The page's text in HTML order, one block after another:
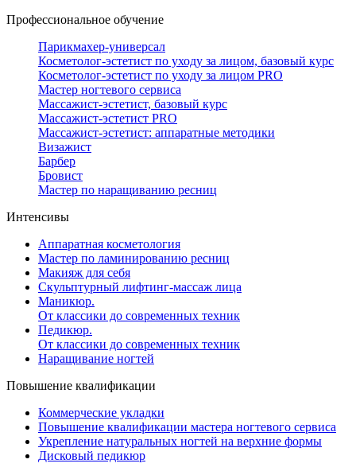
Профессиональное обучение
Парикмахер-универсал
Косметолог-эстетист по уходу за лицом, базовый курс
Косметолог-эстетист по уходу за лицом PRO
Мастер ногтевого сервиса
Массажист-эстетист, базовый курс
Массажист-эстетист PRO
Массажист-эстетист: аппаратные методики
Визажист
Барбер
Бровист
Мастер по наращиванию ресниц
Интенсивы
Аппаратная косметология
Мастер по ламинированию ресниц
Макияж для себя
Скульптурный лифтинг-массаж лица
Маникюр.
От классики до современных техник
Педикюр.
От классики до современных техник
Наращивание ногтей
Повышение квалификации
Коммерческие укладки
Повышение квалификации мастера ногтевого сервиса
Укрепление натуральных ногтей на верхние формы
Дисковый педикюр